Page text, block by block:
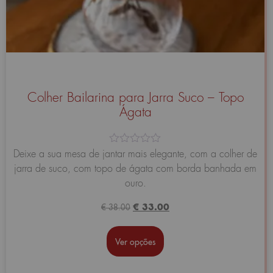
Colher Bailarina para Jarra Suco – Topo
Ágata
Avaliação
de
Deixe a sua mesa de jantar mais elegante, com a colher de
jarra de suco, com topo de ágata com borda banhada em
ouro.
€38.00 € 33.00
Ver opções